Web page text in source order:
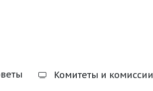
Комитеты и комиссии